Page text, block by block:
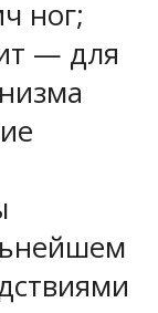
ног;
— для